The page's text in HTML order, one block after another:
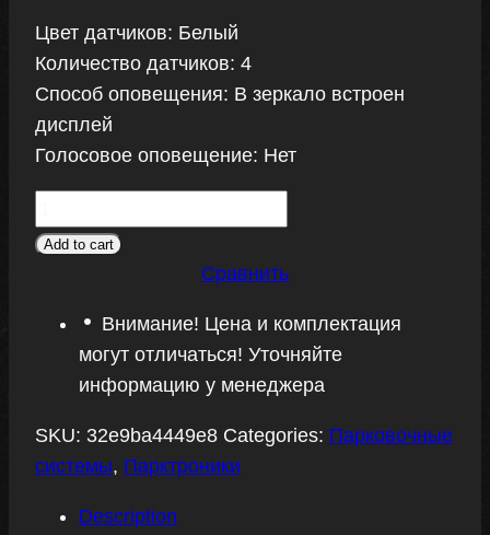
Цвет датчиков: Белый
Количество датчиков: 4
Способ оповещения: В зеркало встроен
дисплей
Голосовое оповещение: Нет
ParkMaster
White
quantity
Add to cart
Сравнить
Внимание! Цена и комплектация
могут отличаться! Уточняйте
информацию у менеджера
SKU: 32e9ba4449e8 Categories: Парковочные
системы, Парктроники
Description